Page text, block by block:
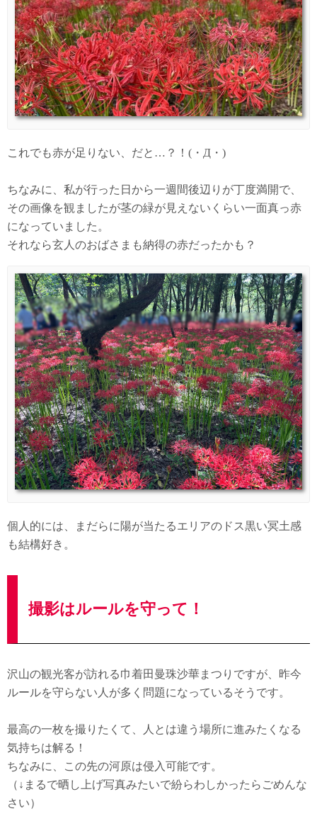
これでも赤が足りない、だと…？！(・Д・)
ちなみに、私が行った日から一週間後辺りが丁度満開で、
その画像を観ましたが茎の緑が見えないくらい一面真っ赤
になっていました。
それなら玄人のおばさまも納得の赤だったかも？
個人的には、まだらに陽が当たるエリアのドス黒い冥土感
も結構好き。
撮影はルールを守って！
沢山の観光客が訪れる巾着田曼珠沙華まつりですが、昨今
ルールを守らない人が多く問題になっているそうです。
最高の一枚を撮りたくて、人とは違う場所に進みたくなる
気持ちは解る！
ちなみに、この先の河原は侵入可能です。
（↓まるで晒し上げ写真みたいで紛らわしかったらごめんな
さい）